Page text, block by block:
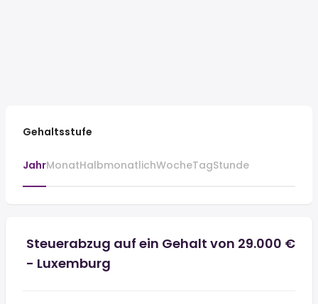
Gehaltsstufe
JahrMonatHalbmonatlichWocheTagStunde
Steuerabzug auf ein Gehalt von 29.000 €
- Luxemburg